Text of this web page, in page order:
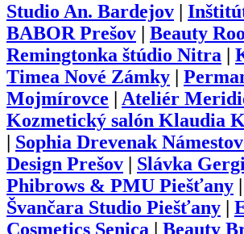
Studio An. Bardejov
BABOR Prešov
Beauty
Remingtonka štúdio Nitra
Timea Nové Zámky
Mojmírovce
Ateliér
Kozmetický salón Klaudia
Sophia Drevenak
Design Prešov
Slávka
Phibrows & PMU Piešťany
Švančara Studio Piešťany
Cosmetics Senica
Beauty